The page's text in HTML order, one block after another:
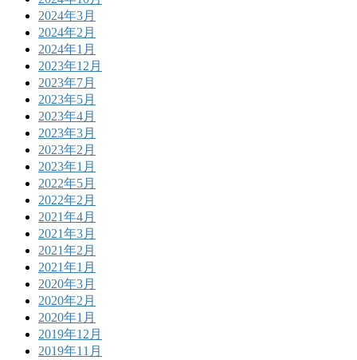
2024年3月
2024年2月
2024年1月
2023年12月
2023年7月
2023年5月
2023年4月
2023年3月
2023年2月
2023年1月
2022年5月
2022年2月
2021年4月
2021年3月
2021年2月
2021年1月
2020年3月
2020年2月
2020年1月
2019年12月
2019年11月